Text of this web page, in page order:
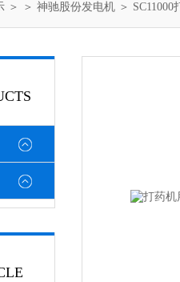
＞ ＞ 神驰股份发电机 ＞